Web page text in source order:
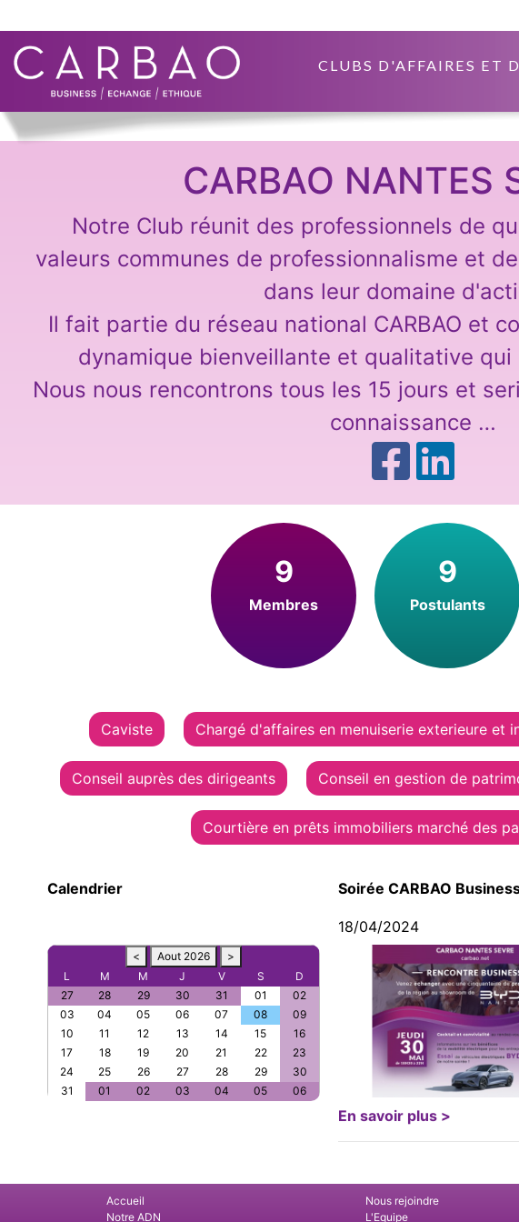
CLUBS D'AFFAIRES ET
CARBAO NANTES
Notre Club réunit des professionnels de
valeurs communes de professionnalisme et
dans leur domaine
Il fait partie du réseau national CARBAO et
dynamique bienveillante et qualitative
Nous nous rencontrons tous les 15 jours et
connaissance …
9
Membres
9
Postulants
Caviste Chargé d'affaires en menuiserie exterieure et
Conseil auprès des dirigeants Conseil en gestion de
Courtière en prêts immobiliers marché des
Calendrier
< Aout 2026
>
L
M M J V S
D
27
28 29 30 31 01
02
03
04 05 06 07 08
09
10
11 12 13 14 15
16
17
18 19 20 21 22
23
24
25 26 27 28 29
30
31
01 02 03 04 05 06
Soirée CARBAO
18/04/2024
En savoir plus >
Accueil
Notre ADN
Nous rejoindre
L'Equipe